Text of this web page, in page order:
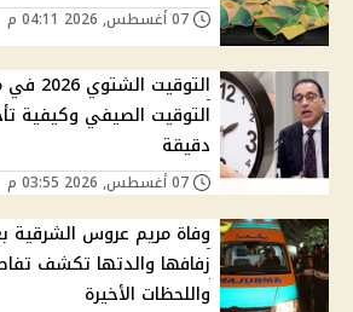
دقيقة
وفاة مريم عروس الشرقية
زفافها والدتها تكشف
واللحظات الأخيرة